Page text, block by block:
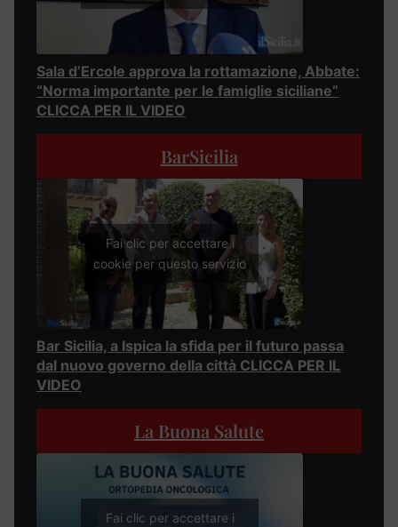
Sala d’Ercole approva la rottamazione, Abbate:
“Norma importante per le famiglie siciliane”
CLICCA PER IL VIDEO
BarSicilia
Fai clic per accettare i
cookie per questo servizio
Bar Sicilia, a Ispica la sfida per il futuro passa
dal nuovo governo della città CLICCA PER IL
VIDEO
La Buona Salute
Fai clic per accettare i